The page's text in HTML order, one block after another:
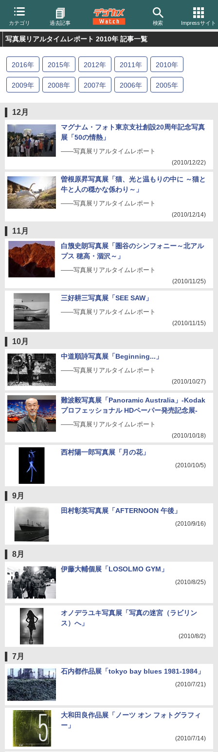
カテゴリ 過去記事 検索 Impressサイト
写真展リアルタイムレポート 2010年 記事一覧
2016年 2015年 2012年 2011年 2010年
2009年 2008年 2007年 2006年 2005年
12月
マグナム・フォト東京支社創設20周年記念写真
展「50の情熱」
――写真展リアルタイムレポート
(2010/12/22)
曽根原昇写真展「猫、光と温もりの中に ～猫と
牛と人の穏かな係わり～」
――写真展リアルタイムレポート
(2010/12/14)
11月
白籏史朗写真展「圏谷のシンフォニー～北アル
プス 穂高・涸沢～」
――写真展リアルタイムレポート
(2010/11/25)
三好耕三写真展「SEE SAW」
――写真展リアルタイムレポート
(2010/11/15)
10月
中道順詩写真展「Beginning...」
――写真展リアルタイムレポート
(2010/10/27)
難波毅写真展「Panoramic Australia」-Kodak
プロフェッショナル HDペーパー発売記念展-
――写真展リアルタイムレポート
(2010/10/18)
西村陽一郎写真展「月の花」
(2010/10/5)
9月
田村彰英写真展「AFTERNOON 午後」
(2010/9/16)
8月
伊藤大輔個展「LOSOLMO GYM」
(2010/8/25)
オノデラユキ写真展「写真の迷宮（ラビリン
ス）へ」
(2010/8/2)
7月
石内都作品展「tokyo bay blues 1981-1984」
(2010/7/21)
大和田良作品展「ノーツ オン フォトグラフィ
ー」
(2010/7/14)